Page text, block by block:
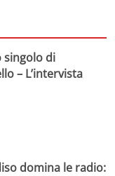
singolo di
– L’intervista
domina le radio: